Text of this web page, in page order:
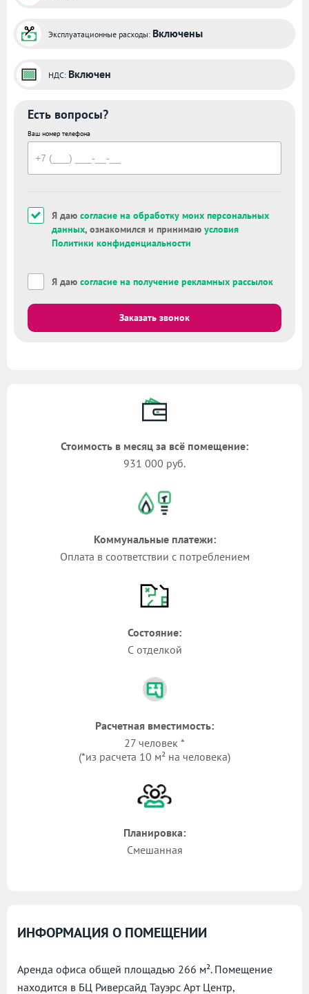
Эксплуатационные расходы: Включены
НДС: Включен
Есть вопросы?
Ваш номер телефона
Я даю согласие на обработку моих персональных
данных, ознакомился и принимаю условия
Политики конфиденциальности
Я даю согласие на получение рекламных рассылок
Заказать звонок
Стоимость в месяц за всё помещение:
931 000 руб.
Коммунальные платежи:
Оплата в соответствии с потреблением
Состояние:
С отделкой
Расчетная вместимость:
27 человек *
(*из расчета 10 м² на человека)
Планировка:
Смешанная
ИНФОРМАЦИЯ О ПОМЕЩЕНИИ
Аренда офиса общей площадью 266 м². Помещение
находится в БЦ Риверсайд Тауэрс Арт Центр,